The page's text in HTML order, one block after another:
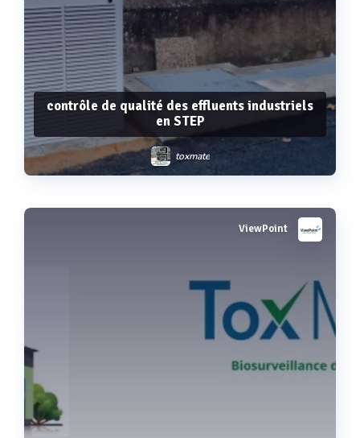
contrôle de qualité des effluents industriels
en STEP
toxmate
ViewPoint